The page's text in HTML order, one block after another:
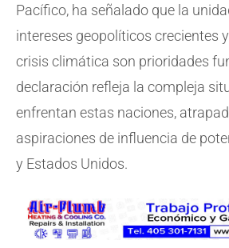
Pacífico, ha señalado que la
intereses geopolíticos crecientes
crisis climática son prioridades
declaración refleja la compleja
enfrentan estas naciones,
aspiraciones de influencia de
y Estados Unidos.